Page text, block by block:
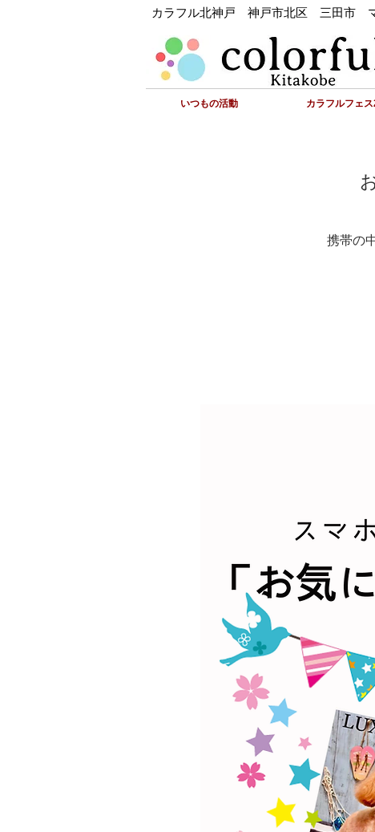
カラフル北神戸 神戸市北区 三田市 マ
いつもの活動 カラフルフェ
携帯の